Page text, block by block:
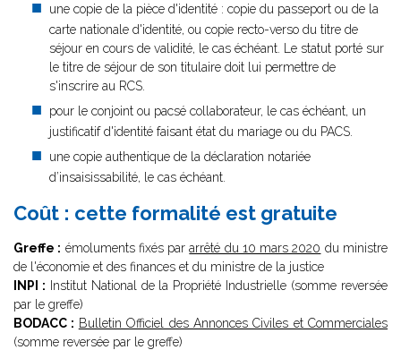
une copie de la pièce d'identité : copie du passeport ou de la
carte nationale d'identité, ou copie recto-verso du titre de
séjour en cours de validité, le cas échéant. Le statut porté sur
le titre de séjour de son titulaire doit lui permettre de
s'inscrire au RCS.
pour le conjoint ou pacsé collaborateur, le cas échéant, un
justificatif d'identité faisant état du mariage ou du PACS.
une copie authentique de la déclaration notariée
d’insaisissabilité, le cas échéant.
Coût : cette formalité est gratuite
Greffe : émoluments fixés pararrêté du 10 mars 2020 du ministre
de l'économie et des finances et du ministre de la justice
INPI : Institut National de la Propriété Industrielle (somme reversée
par le greffe)
BODACC : Bulletin Officiel des Annonces Civiles et Commerciales
(somme reversée par le greffe)